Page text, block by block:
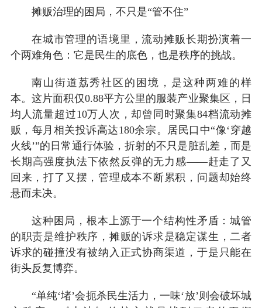
摊贩治理的困局，不只是“管不住”
在城市管理的语境里，流动摊贩长期扮演着一
个两难角色：它是民生的底色，也是秩序的挑战。
南山街道荔秀社区的困境，是这种两难的样
本。这片面积仅0.88平方公里的服装产业聚集区，日
均人流量超过10万人次，却曾同时聚集84档流动摊
贩，每月相关投诉高达180余宗。居民口中“像‘穿越
火线’”的日常通行体验，折射的不只是脏乱差，而是
长期高强度执法下依然反弹的无力感——赶走了又
回来，打了又摆，管理成本不断累积，问题却始终
悬而未决。
这种困局，根本上源于一个结构性矛盾：城管
的职责是维护秩序，摊贩的诉求是稳定谋生，二者
诉求的碰撞没有被纳入正式协商渠道，于是只能在
街头反复博弈。
“单纯‘堵’会扼杀民生活力，一味‘放’则会破坏城